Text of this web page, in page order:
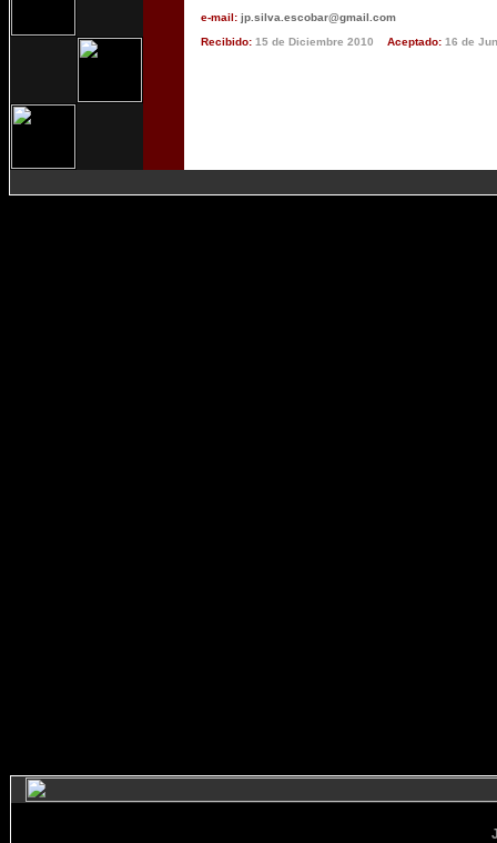
e-mail: jp.silva.escobar@gmail.com
Recibido: 15 de Diciembre 2010 Aceptado: 16 de